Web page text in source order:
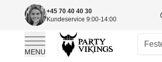
+45 70 40 40 30
Kundeservice 9:00-14:00
MENU